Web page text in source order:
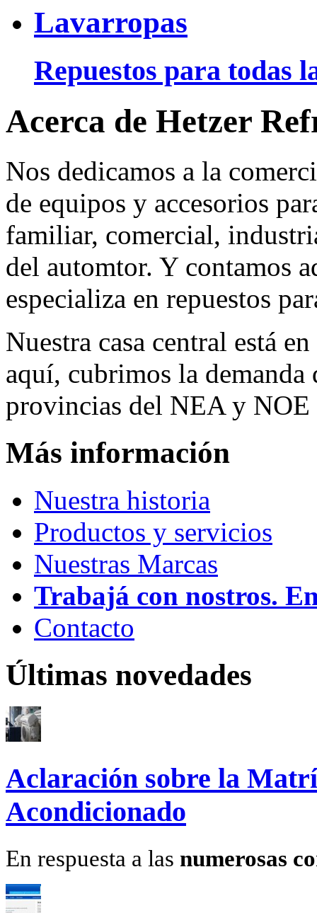
Lavarropas
Repuestos para todas
Acerca de Hetzer
Nos dedicamos a la
de equipos y accesorios
familiar, comercial,
del automtor. Y contamos
especializa en repuestos
Nuestra casa central está
aquí, cubrimos la
provincias del NEA y NOE
Más información
Nuestra historia
Productos y servicios
Nuestras Marcas
Trabajá con nostros.
Contacto
Últimas novedades
Aclaración sobre la
Acondicionado
En respuesta a las numerosas